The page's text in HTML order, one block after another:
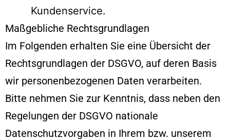
Kundenservice.
Maßgebliche Rechtsgrundlagen
Im Folgenden erhalten Sie eine Übersicht der
Rechtsgrundlagen der DSGVO, auf deren Basis
wir personenbezogenen Daten verarbeiten.
Bitte nehmen Sie zur Kenntnis, dass neben den
Regelungen der DSGVO nationale
Datenschutzvorgaben in Ihrem bzw. unserem